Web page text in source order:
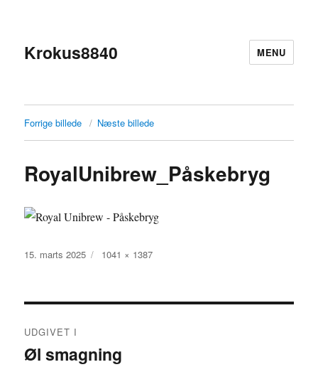
Krokus8840 MENU
Forrige billede Næste billede
RoyalUnibrew_Påskebryg
Udgivet
15. marts 2025
Faktisk
1041 × 1387
UDGIVET I
Øl smagning